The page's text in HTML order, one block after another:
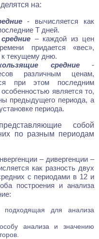
на:
- вычисляется как
Т дней.
– каждой из цен
придается «вес»,
текущему дню.
средние-
различным ценам,
при этом последним
является то,
предыдущего периода, а
периода.
собой
по разным периодам
– дивергенции –
как разность двух
с периодами в 12 и
построения и анализа
для анализа
анализа и значению